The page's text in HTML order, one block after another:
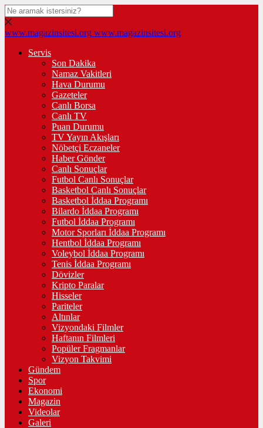
www.magazinsitesi.org www.magazinsitesi.org
Servis
Son Dakika
Namaz Vakitleri
Hava Durumu
Gazeteler
Canlı Borsa
Canlı TV
Puan Durumu
TV Yayın Akışları
Nöbetçi Eczaneler
Haber Gönder
Canlı Sonuçlar
Futbol Canlı Sonuçlar
Basketbol Canlı Sonuçlar
Basketbol İddaa Programı
Bilardo İddaa Programı
Futbol İddaa Programı
Motor Sporları İddaa Programı
Hentbol İddaa Programı
Voleybol İddaa Programı
Tenis İddaa Programı
Dövizler
Kripto Paralar
Hisseler
Pariteler
Altınlar
Vizyondaki Filmler
Haftanın Filmleri
Popüler Fragmanlar
Vizyon Takvimi
Gündem
Spor
Ekonomi
Magazin
Videolar
Galeri